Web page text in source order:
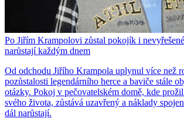
Po Jiřím Krampolovi zůstal pokojík i
narůstají každým dnem
Od odchodu Jiřího Krampola uplynul více než
pozůstalosti legendárního herce a baviče stále
otázky. Pokoj v pečovatelském domě, kde
svého života, zůstává uzavřený a náklady
dál narůstají.